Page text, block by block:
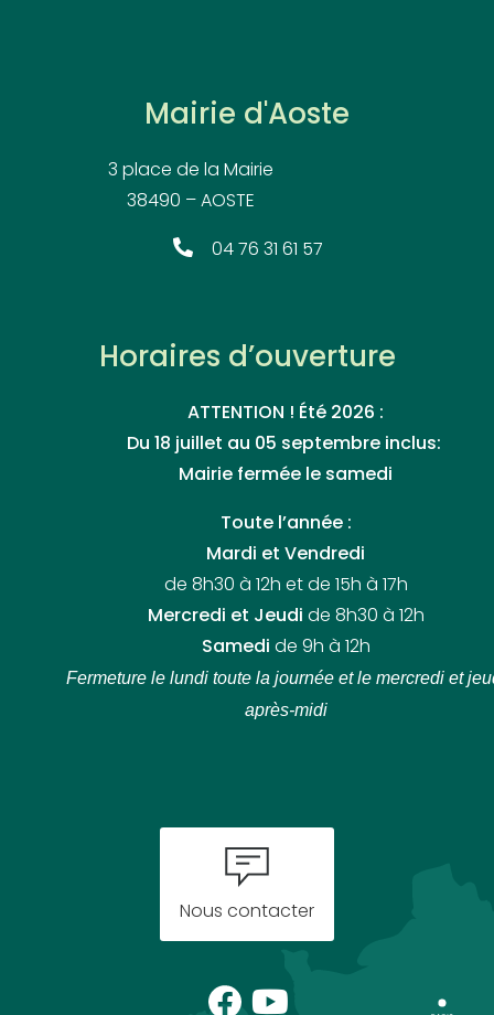
Mairie d'Aoste
3 place de la Mairie
38490 – AOSTE
04 76 31 61 57
Horaires d’ouverture
ATTENTION ! Été 2026 :
Du 18 juillet au 05 septembre inclus:
Mairie fermée le samedi
Toute l’année :
Mardi et Vendredi
de 8h30 à 12h et de 15h à 17h
Mercredi et Jeudi de 8h30 à 12h
Samedi de 9h à 12h
Fermeture le lundi toute la journée et le mercredi et
après-midi
Nous contacter